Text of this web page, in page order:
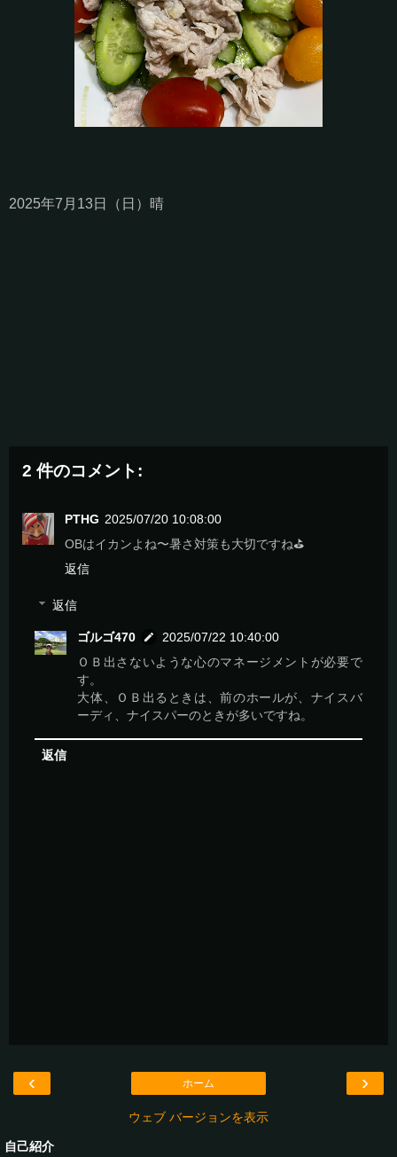
2025年7月13日（日）晴
2 件のコメント:
PTHG 2025/07/20 10:08:00
OBはイカンよね〜暑さ対策も大切ですね⛳️
返信
返信
ゴルゴ470
2025/07/22 10:40:00
ＯＢ出さないような心のマネージメントが必要で
す。
大体、ＯＢ出るときは、前のホールが、ナイスバ
ーディ、ナイスパーのときが多いですね。
返信
‹ ›
ホーム
ウェブ バージョンを表示
自己紹介